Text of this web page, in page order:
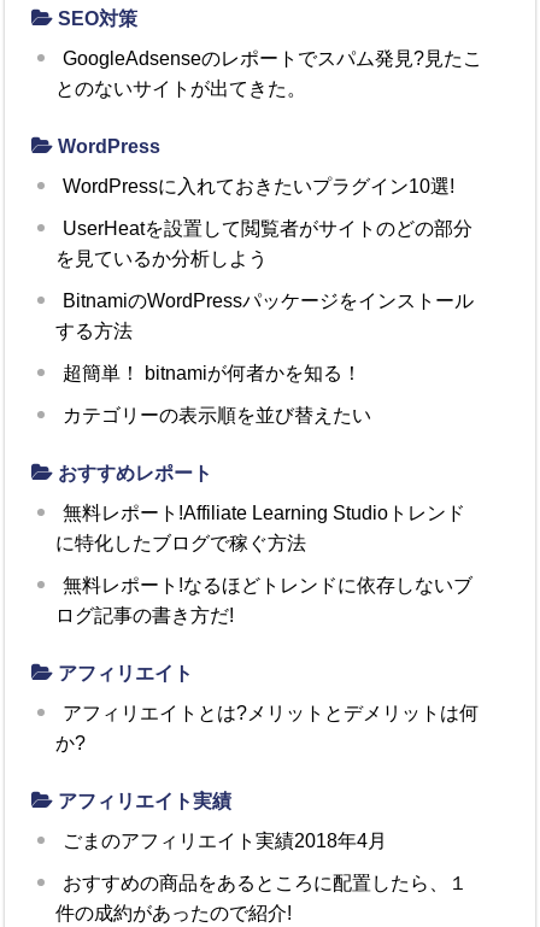
SEO対策
GoogleAdsenseのレポートでスパム発見?見たこ
とのないサイトが出てきた。
WordPress
WordPressに入れておきたいプラグイン10選!
UserHeatを設置して閲覧者がサイトのどの部分
を見ているか分析しよう
BitnamiのWordPressパッケージをインストール
する方法
超簡単！ bitnamiが何者かを知る！
カテゴリーの表示順を並び替えたい
おすすめレポート
無料レポート!Affiliate Learning Studioトレンド
に特化したブログで稼ぐ方法
無料レポート!なるほどトレンドに依存しないブ
ログ記事の書き方だ!
アフィリエイト
アフィリエイトとは?メリットとデメリットは何
か?
アフィリエイト実績
ごまのアフィリエイト実績2018年4月
おすすめの商品をあるところに配置したら、１
件の成約があったので紹介!